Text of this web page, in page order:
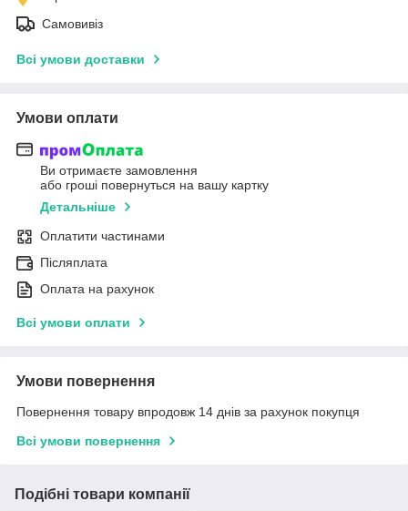
Самовивіз
Всі умови доставки
Умови оплати
Ви отримаєте замовлення
або гроші повернуться на вашу картку
Детальніше
Оплатити частинами
Післяплата
Оплата на рахунок
Всі умови оплати
Умови повернення
Повернення товару впродовж 14 днів за рахунок покупця
Всі умови повернення
Подібні товари компанії